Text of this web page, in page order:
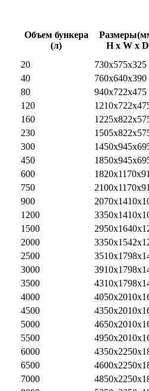
Объем бункера
(л)
H x W x D
20 730x575x325
40 760x640x390
80 940x722x475
120
160
230
300
450
600
750
900
1200
1500
2000
2500
3000
3500
4000
4500
5000
5500
6000
6500
7000